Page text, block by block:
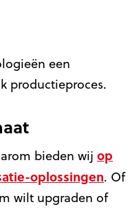
een
productieproces.
bieden wij op
oplossingen. Of
wilt upgraden of